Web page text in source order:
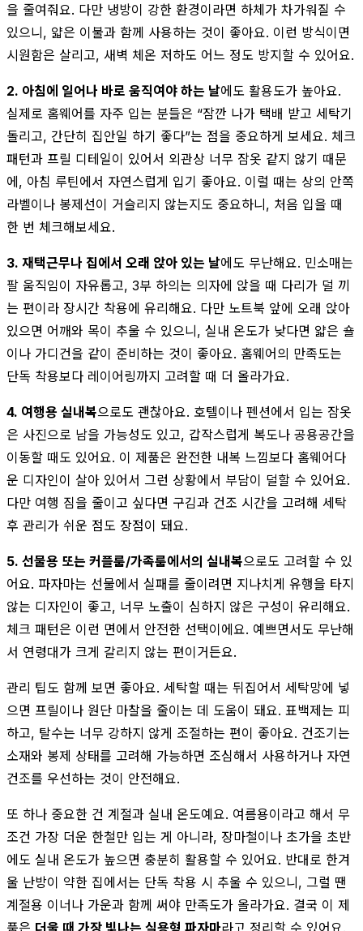
을 줄여줘요. 다만 냉방이 강한 환경이라면 하체가 차가워질 수
있으니, 얇은 이불과 함께 사용하는 것이 좋아요. 이런 방식이면
시원함은 살리고, 새벽 체온 저하도 어느 정도 방지할 수 있어요.
2. 아침에 일어나 바로 움직여야 하는 날에도 활용도가 높아요.
실제로 홈웨어를 자주 입는 분들은 “잠깐 나가 택배 받고 세탁기
돌리고, 간단히 집안일 하기 좋다”는 점을 중요하게 보세요. 체크
패턴과 프릴 디테일이 있어서 외관상 너무 잠옷 같지 않기 때문
에, 아침 루틴에서 자연스럽게 입기 좋아요. 이럴 때는 상의 안쪽
라벨이나 봉제선이 거슬리지 않는지도 중요하니, 처음 입을 때
한 번 체크해보세요.
3. 재택근무나 집에서 오래 앉아 있는 날에도 무난해요. 민소매는
팔 움직임이 자유롭고, 3부 하의는 의자에 앉을 때 다리가 덜 끼
는 편이라 장시간 착용에 유리해요. 다만 노트북 앞에 오래 앉아
있으면 어깨와 목이 추울 수 있으니, 실내 온도가 낮다면 얇은 숄
이나 가디건을 같이 준비하는 것이 좋아요. 홈웨어의 만족도는
단독 착용보다 레이어링까지 고려할 때 더 올라가요.
4. 여행용 실내복으로도 괜찮아요. 호텔이나 펜션에서 입는 잠옷
은 사진으로 남을 가능성도 있고, 갑작스럽게 복도나 공용공간을
이동할 때도 있어요. 이 제품은 완전한 내복 느낌보다 홈웨어다
운 디자인이 살아 있어서 그런 상황에서 부담이 덜할 수 있어요.
다만 여행 짐을 줄이고 싶다면 구김과 건조 시간을 고려해 세탁
후 관리가 쉬운 점도 장점이 돼요.
5. 선물용 또는 커플룸/가족룸에서의 실내복으로도 고려할 수 있
어요. 파자마는 선물에서 실패를 줄이려면 지나치게 유행을 타지
않는 디자인이 좋고, 너무 노출이 심하지 않은 구성이 유리해요.
체크 패턴은 이런 면에서 안전한 선택이에요. 예쁘면서도 무난해
서 연령대가 크게 갈리지 않는 편이거든요.
관리 팁도 함께 보면 좋아요. 세탁할 때는 뒤집어서 세탁망에 넣
으면 프릴이나 원단 마찰을 줄이는 데 도움이 돼요. 표백제는 피
하고, 탈수는 너무 강하지 않게 조절하는 편이 좋아요. 건조기는
소재와 봉제 상태를 고려해 가능하면 조심해서 사용하거나 자연
건조를 우선하는 것이 안전해요.
또 하나 중요한 건 계절과 실내 온도예요. 여름용이라고 해서 무
조건 가장 더운 한철만 입는 게 아니라, 장마철이나 초가을 초반
에도 실내 온도가 높으면 충분히 활용할 수 있어요. 반대로 한겨
울 난방이 약한 집에서는 단독 착용 시 추울 수 있으니, 그럴 땐
계절용 이너나 가운과 함께 써야 만족도가 올라가요. 결국 이 제
품은 더울 때 가장 빛나는 실용형 파자마라고 정리할 수 있어요.